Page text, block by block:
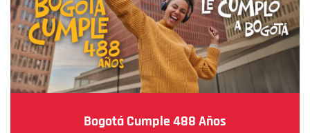
Bogotá Cumple 488 Años